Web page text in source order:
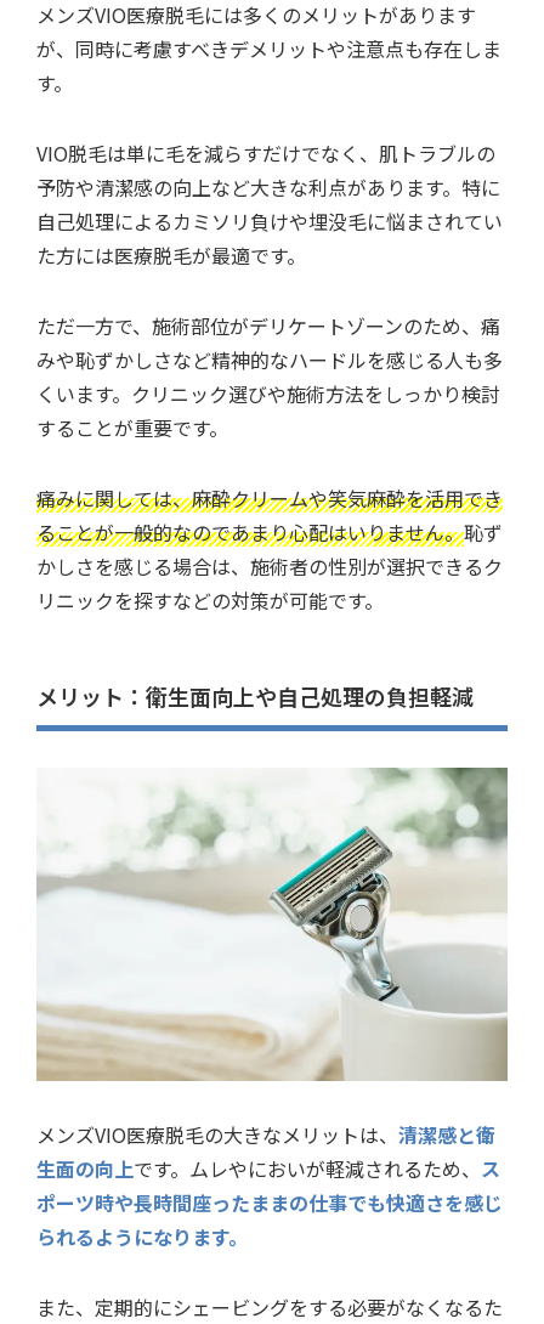
メンズVIO医療脱毛には多くのメリットがあります
が、同時に考慮すべきデメリットや注意点も存在しま
す。
VIO脱毛は単に毛を減らすだけでなく、肌トラブルの
予防や清潔感の向上など大きな利点があります。特に
自己処理によるカミソリ負けや埋没毛に悩まされてい
た方には医療脱毛が最適です。
ただ一方で、施術部位がデリケートゾーンのため、痛
みや恥ずかしさなど精神的なハードルを感じる人も多
くいます。クリニック選びや施術方法をしっかり検討
することが重要です。
痛みに関しては、麻酔クリームや笑気麻酔を活用でき
ることが一般的なのであまり心配はいりません。恥ず
かしさを感じる場合は、施術者の性別が選択できるク
リニックを探すなどの対策が可能です。
メリット：衛生面向上や自己処理の負担軽減
メンズVIO医療脱毛の大きなメリットは、 清潔感と衛
生面の向上です。ムレやにおいが軽減されるため、 ス
ポーツ時や長時間座ったままの仕事でも快適さを感じ
られるようになります。
また、定期的にシェービングをする必要がなくなるた